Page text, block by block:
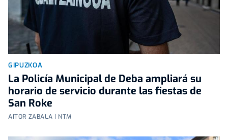
GIPUZKOA
La Policía Municipal de Deba ampliará su
horario de servicio durante las fiestas de
San Roke
AITOR ZABALA | NTM